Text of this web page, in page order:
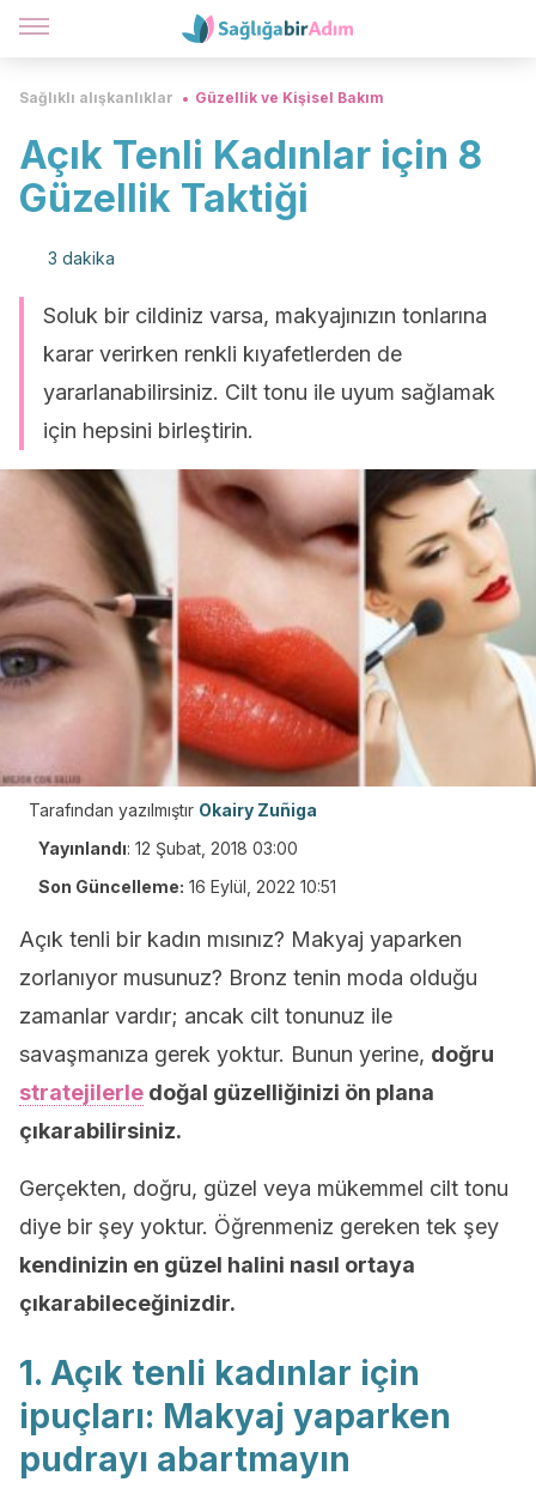
Sağlıklı alışkanlıklar Güzellik ve Kişisel Bakım
Açık Tenli Kadınlar için 8
Güzellik Taktiği
3 dakika
Soluk bir cildiniz varsa, makyajınızın tonlarına
karar verirken renkli kıyafetlerden de
yararlanabilirsiniz. Cilt tonu ile uyum sağlamak
için hepsini birleştirin.
Tarafından yazılmıştır Okairy Zuñiga
Yayınlandı: 12 Şubat, 2018 03:00
Son Güncelleme: 16 Eylül, 2022 10:51
Açık tenli bir kadın mısınız? Makyaj yaparken
zorlanıyor musunuz? Bronz tenin moda olduğu
zamanlar vardır; ancak cilt tonunuz ile
savaşmanıza gerek yoktur. Bunun yerine, doğru
stratejilerle doğal güzelliğinizi ön plana
çıkarabilirsiniz.
Gerçekten, doğru, güzel veya mükemmel cilt tonu
diye bir şey yoktur. Öğrenmeniz gereken tek şey
kendinizin en güzel halini nasıl ortaya
çıkarabileceğinizdir.
1. Açık tenli kadınlar için
ipuçları: Makyaj yaparken
pudrayı abartmayın